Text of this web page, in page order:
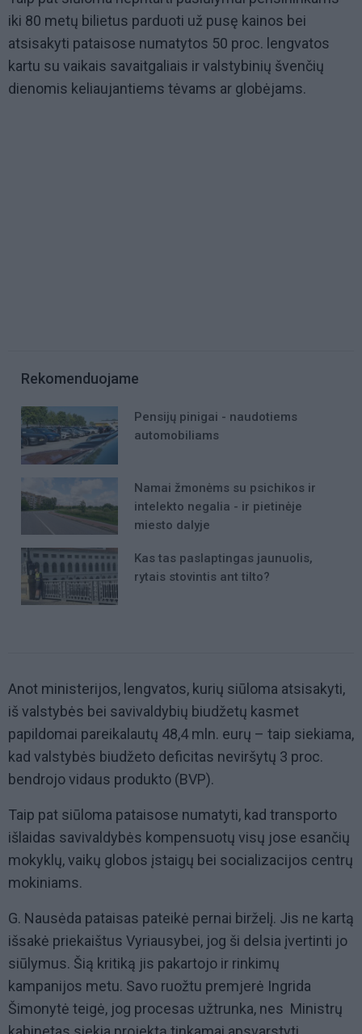
iki 80 metų bilietus parduoti už pusę kainos bei
atsisakyti pataisose numatytos 50 proc. lengvatos
kartu su vaikais savaitgaliais ir valstybinių švenčių
dienomis keliaujantiems tėvams ar globėjams.
Rekomenduojame
Pensijų pinigai - naudotiems
automobiliams
Namai žmonėms su psichikos ir
intelekto negalia - ir pietinėje
miesto dalyje
Kas tas paslaptingas jaunuolis,
rytais stovintis ant tilto?
Anot ministerijos, lengvatos, kurių siūloma atsisakyti,
iš valstybės bei savivaldybių biudžetų kasmet
papildomai pareikalautų 48,4 mln. eurų – taip siekiama,
kad valstybės biudžeto deficitas neviršytų 3 proc.
bendrojo vidaus produkto (BVP).
Taip pat siūloma pataisose numatyti, kad transporto
išlaidas savivaldybės kompensuotų visų jose esančių
mokyklų, vaikų globos įstaigų bei socializacijos centrų
mokiniams.
G. Nausėda pataisas pateikė pernai birželį. Jis ne kartą
išsakė priekaištus Vyriausybei, jog ši delsia įvertinti jo
siūlymus. Šią kritiką jis pakartojo ir rinkimų
kampanijos metu. Savo ruožtu premjerė Ingrida
Šimonytė teigė, jog procesas užtrunka, nes Ministrų